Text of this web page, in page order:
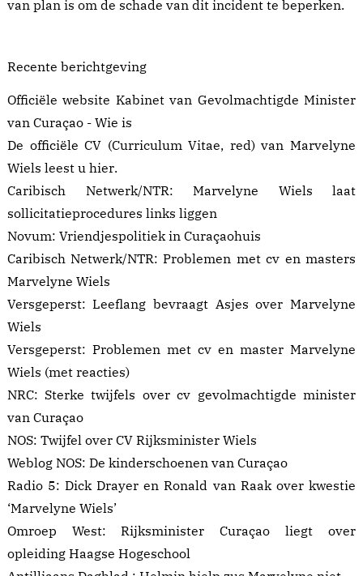
van plan is om de schade van dit incident te beperken.
Recente berichtgeving
Officiële website Kabinet van Gevolmachtigde Minister
van Curaçao - Wie is
De officiële CV (Curriculum Vitae, red) van Marvelyne
Wiels leest u hier.
Caribisch Netwerk/NTR: Marvelyne Wiels laat
sollicitatieprocedures links liggen
Novum: Vriendjespolitiek in Curaçaohuis
Caribisch Netwerk/NTR: Problemen met cv en masters
Marvelyne Wiels
Versgeperst: Leeflang bevraagt Asjes over Marvelyne
Wiels
Versgeperst: Problemen met cv en master Marvelyne
Wiels (met reacties)
NRC: Sterke twijfels over cv gevolmachtigde minister
van Curaçao
NOS: Twijfel over CV Rijksminister Wiels
Weblog NOS: De kinderschoenen van Curaçao
Radio 5: Dick Drayer en Ronald van Raak over kwestie
‘Marvelyne Wiels’
Omroep West: Rijksminister Curaçao liegt over
opleiding Haagse Hogeschool